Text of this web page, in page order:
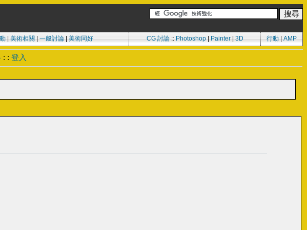
| 美術相關 一般討論| 美術同好 CG 討論:: Photoshop| Painter| 3D 行動 AMP
: : 登入